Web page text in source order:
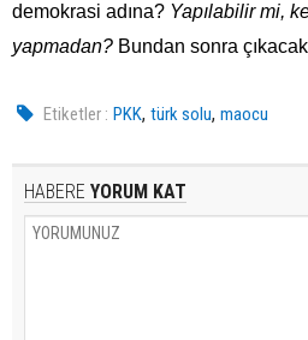
demokrasi adına? Yapılabilir mi,
yapmadan? Bundan sonra çıkacak
Etiketler : PKK,türk solu,maocu
HABERE YORUM KAT